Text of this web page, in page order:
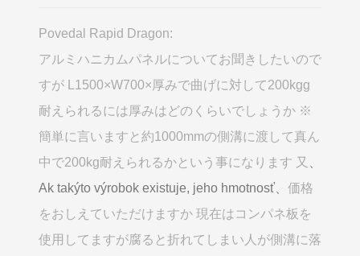
Povedal Rapid Dragon:
アルミハニカムパネルについてお聞きしたいので
すが L1500×W700×厚みで曲げに対して200kgg
耐えられるには厚みはどのくらいでしょうか ※
簡単に言いますと約1000mmの側溝に渡して真ん
中で200kg耐えられるかという事になります 又
Ak takýto výrobok existuje, jeho hmotnosť、 価格
をおしえていただけますか 現在はコンパネ板を
使用してますが腐ると折れてしまい人が側溝に落